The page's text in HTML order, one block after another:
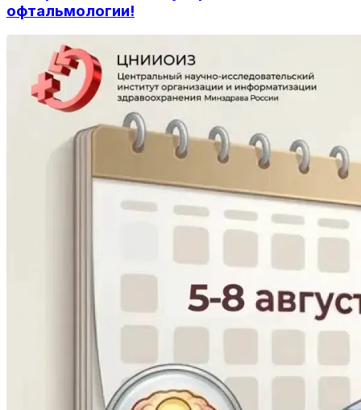
офтальмологии!